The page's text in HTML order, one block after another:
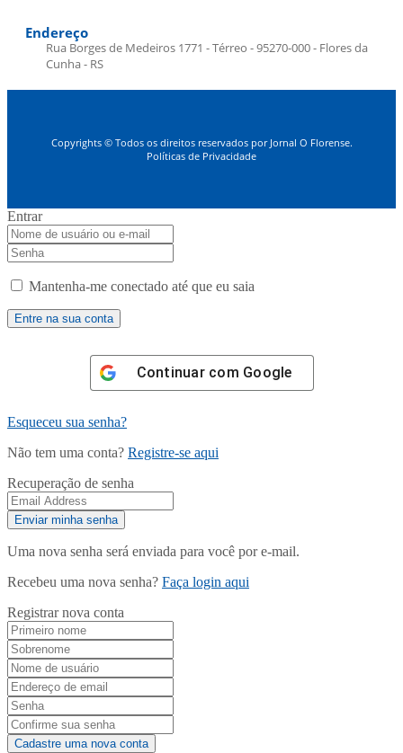
Endereço
Rua Borges de Medeiros 1771 - Térreo - 95270-000 - Flores da
Cunha - RS
Copyrights © Todos os direitos reservados por Jornal O Florense.
Políticas de Privacidade
Entrar
Mantenha-me conectado até que eu saia
Continuar com Google
Esqueceu sua senha?
Não tem uma conta? Registre-se aqui
Recuperação de senha
Uma nova senha será enviada para você por e-mail.
Recebeu uma nova senha? Faça login aqui
Registrar nova conta